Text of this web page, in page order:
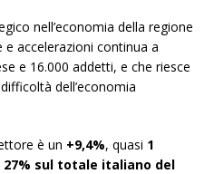
nell’economia della regione
accelerazioni continua a
e 16.000 addetti, e che riesce
dell’economia
è un +9,4%, quasi 1
27% sul totale italiano del